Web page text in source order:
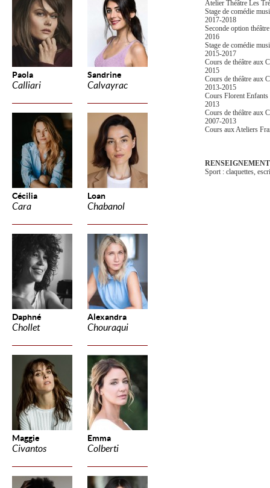
Paola
Calliari
Sandrine
Calvayrac
Cécilia
Cara
Loan
Chabanol
Daphné
Chollet
Alexandra
Chouraqui
Maggie
Civantos
Emma
Colberti
Atelier Théâtre Les
Stage de comédie
2017-2018
Seconde option
2016
Stage de comédie
2015-2017
Cours de théâtre aux
2015
Cours de théâtre aux
2013-2015
Cours Florent Enfants
2013
Cours de théâtre aux
2007-2013
Cours aux Ateliers
Sport : claquettes,